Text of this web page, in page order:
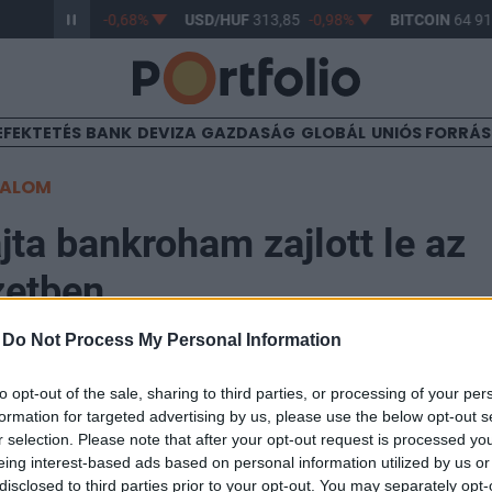
Do Not Process My Personal Information
opt-out of the sale, sharing to third parties, or processing of your
for targeted advertising by us, please use the below opt-out
selection. Please note that after your opt-out request is processed
interest-based ads based on personal information utilized by us
to third parties prior to your opt-out. You may separately
362,94 -0,68% USD/HUF313,85 -0,98% BITCOIN64
BANK DEVIZA GAZDASÁG GLOBÁL UNIÓS
bankroham zajlott le az
mini-bankrohamot indított el áprilisban azokban
gyengélkedik - írja a marketwatch.com. Az